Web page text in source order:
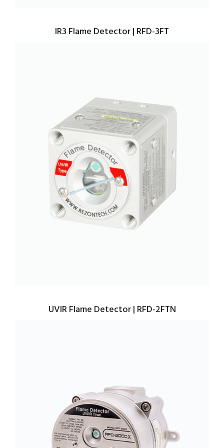
IR3 Flame Detector | RFD-3FT
UVIR Flame Detector | RFD-2FTN